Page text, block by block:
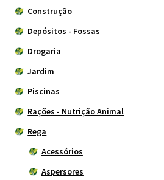
Construção
Depósitos - Fossas
Drogaria
Jardim
Piscinas
Rações - Nutrição Animal
Rega
Acessórios
Aspersores